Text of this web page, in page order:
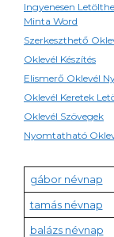
Ingyenesen
Minta Word
Szerkeszthető
Oklevél Készítés
Elismerő Oklevél
Oklevél Keretek
Oklevél Szövegek
Nyomtatható
gábor névnap
tamás névnap
balázs névnap